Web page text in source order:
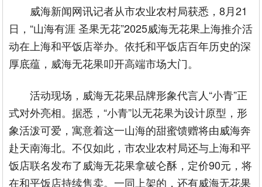
威海新闻网讯记者从市农业农村局获悉，8月21
日，“山海有涯 圣果无花”2025威海无花果上海推介活
动在上海和平饭店举办。依托和平饭店百年历史的深
厚底蕴，威海无花果叩开高端市场大门。
活动现场，威海无花果品牌形象代言人“小青”正
式对外亮相。据悉，“小青”以无花果为设计原型，形
象活泼可爱，寓意着这一山海的甜蜜馈赠将由威海奔
赴天南海北。不仅如此，市农业农村局还与上海和平
饭店联名发布了威海无花果拿破仑酥，定价90元，将
在和平饭店持续售卖。一同上架的，还有威海无花果